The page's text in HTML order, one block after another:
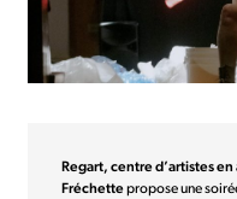
Regart, centre d’artistes en
Fréchettepropose une